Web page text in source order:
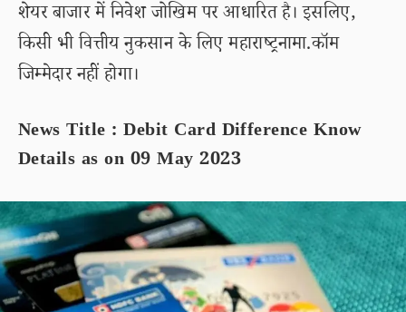
शेयर बाजार में निवेश जोखिम पर आधारित है। इसलिए,
किसी भी वित्तीय नुकसान के लिए महाराष्ट्रनामा.कॉम
जिम्मेदार नहीं होगा।
News Title : Debit Card Difference Know
Details as on 09 May 2023